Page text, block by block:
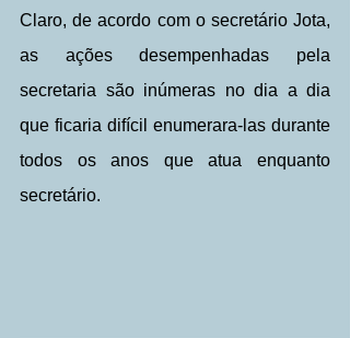
Claro, de acordo com o secretário Jota,
as ações desempenhadas pela
secretaria são inúmeras no dia a dia
que ficaria difícil enumerara-las durante
todos os anos que atua enquanto
secretário.